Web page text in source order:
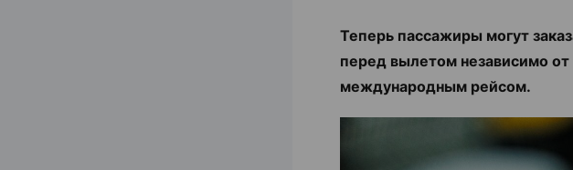
Теперь пассажиры могут
перед вылетом независимо от
международным рейсом.